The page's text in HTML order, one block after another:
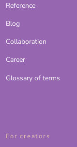
Reference
Blog
Collaboration
Career
Glossary of terms
For creators